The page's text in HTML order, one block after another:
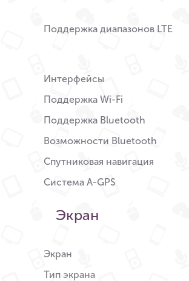
Поддержка диапазонов LTE
Интерфейсы
Поддержка Wi-Fi
Поддержка Bluetooth
Возможности Bluetooth
Спутниковая навигация
Система A-GPS
Экран
Экран
Тип экрана